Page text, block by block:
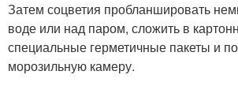
Затем соцветия пробланшировать
воде или над паром, сложить в
специальные герметичные пакеты и
морозильную камеру.